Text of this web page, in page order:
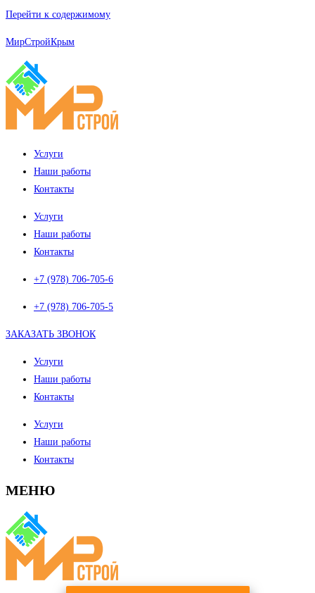
Перейти к содержимому
МирСтройКрым
Услуги
Наши работы
Контакты
Услуги
Наши работы
Контакты
+7 (978) 706-705-6
+7 (978) 706-705-5
ЗАКАЗАТЬ ЗВОНОК
Услуги
Наши работы
Контакты
Услуги
Наши работы
Контакты
МЕНЮ